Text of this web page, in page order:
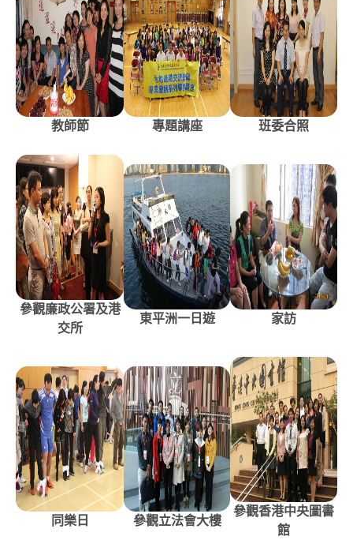
教師節 專題講座 班委合照
參觀廉政公署及港
交所
東平洲一日遊 家訪
同樂日 參觀立法會大樓
參觀香港中央圖書
館